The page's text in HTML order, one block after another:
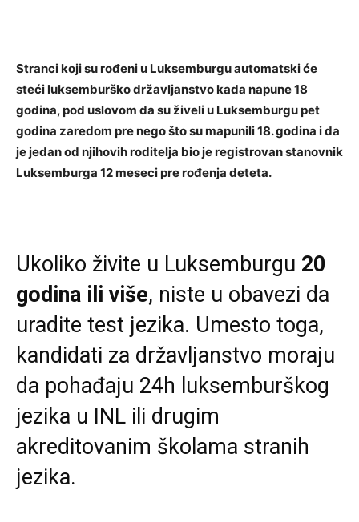
Stranci koji su rođeni u Luksemburgu automatski će
steći luksemburško državljanstvo kada napune 18
godina, pod uslovom da su živeli u Luksemburgu pet
godina zaredom pre nego što su mapunili 18. godina i da
je jedan od njihovih roditelja bio je registrovan stanovnik
Luksemburga 12 meseci pre rođenja deteta.
Ukoliko živite u Luksemburgu 20
godina ili više, niste u obavezi da
uradite test jezika. Umesto toga,
kandidati za državljanstvo moraju
da pohađaju 24h luksemburškog
jezika u INL ili drugim
akreditovanim školama stranih
jezika.